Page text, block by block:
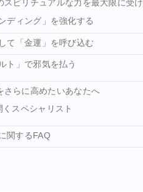
スピリチュアルな力を最大限に受
ディング」を強化する
て「金運」を呼び込む
ト」で邪気を払う
さらに高めたいあなたへ
くスペシャリスト
関するFAQ